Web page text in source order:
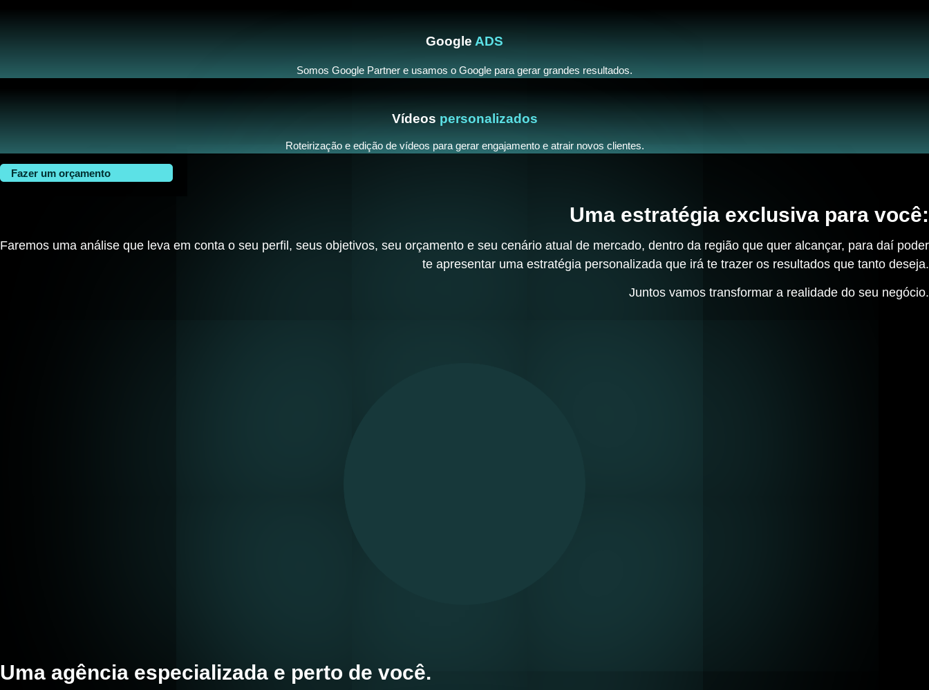
Google ADS
Somos Google Partner e usamos o Google para gerar grandes resultados.
Vídeos personalizados
Roteirização e edição de vídeos para gerar engajamento e atrair novos clientes.
Fazer um orçamento
Uma estratégia exclusiva para você:
Faremos uma análise que leva em conta o seu perfil, seus objetivos, seu orçamento e seu cenário atual de mercado, dentro da região que quer alcançar, para daí poder
te apresentar uma estratégia personalizada que irá te trazer os resultados que tanto deseja.
Juntos vamos transformar a realidade do seu negócio.
Uma agência especializada e perto de você.